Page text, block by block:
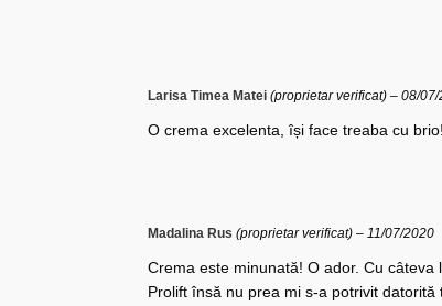
Larisa Timea Matei (proprietar verificat) – 08/07/
O crema excelenta, își face treaba cu
Madalina Rus (proprietar verificat) – 11/07/2020
Crema este minunată! O ador. Cu
Prolift însă nu prea mi s-a potrivit